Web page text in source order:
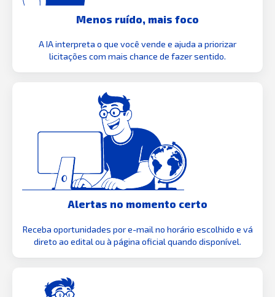
Menos ruído, mais foco
A IA interpreta o que você vende e ajuda a priorizar
licitações com mais chance de fazer sentido.
Alertas no momento certo
Receba oportunidades por e-mail no horário escolhido e vá
direto ao edital ou à página oficial quando disponível.